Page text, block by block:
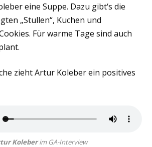
eine Suppe. Dazu gibt‘s die
„Stullen“, Kuchen und
Für warme Tage sind auch
zieht Artur Koleber ein positives
Koleberim GA-Interview